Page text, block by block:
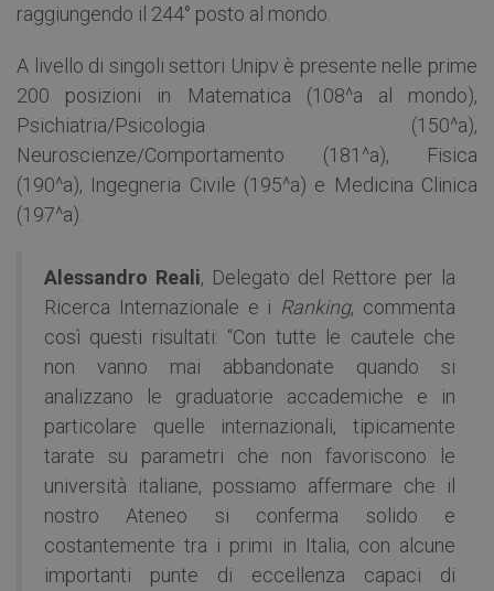
raggiungendo il 244° posto al mondo.
A livello di singoli settori Unipv è presente nelle prime
200 posizioni in Matematica (108^a al mondo),
Psichiatria/Psicologia (150^a),
Neuroscienze/Comportamento (181^a), Fisica
(190^a), Ingegneria Civile (195^a) e Medicina Clinica
(197^a).
Alessandro Reali, Delegato del Rettore per la
Ricerca Internazionale e i Ranking, commenta
così questi risultati: “Con tutte le cautele che
non vanno mai abbandonate quando si
analizzano le graduatorie accademiche e in
particolare quelle internazionali, tipicamente
tarate su parametri che non favoriscono le
università italiane, possiamo affermare che il
nostro Ateneo si conferma solido e
costantemente tra i primi in Italia, con alcune
importanti punte di eccellenza capaci di